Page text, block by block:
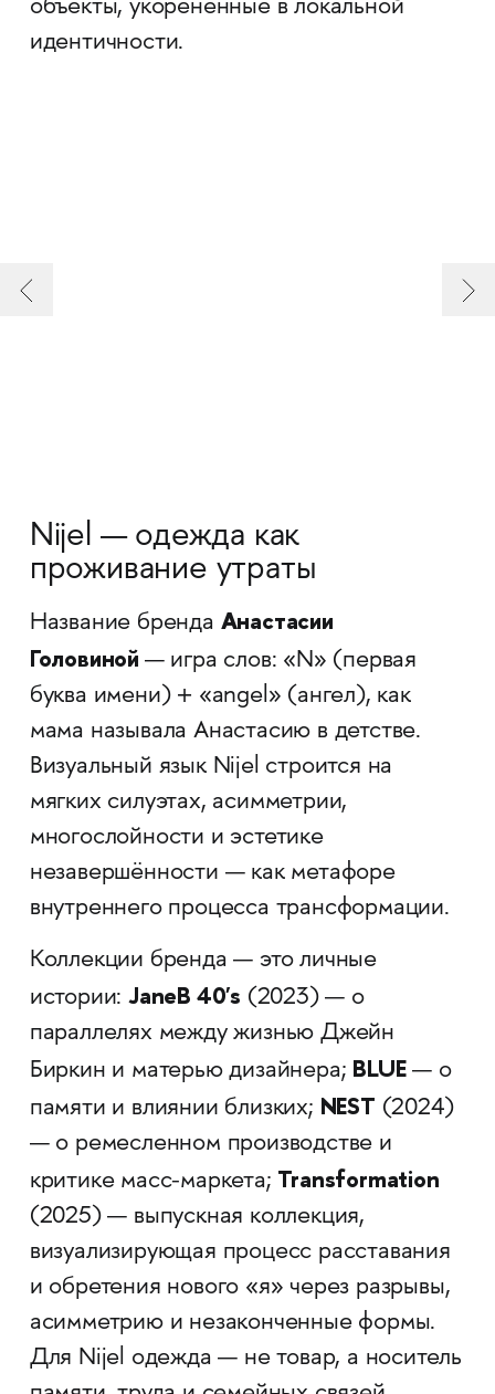
объекты, укоренённые в локальной
идентичности.
Nijel — одежда как
проживание утраты
Название бренда Анастасии
Головиной — игра слов: «N» (первая
буква имени) + «angel» (ангел), как
мама называла Анастасию в детстве.
Визуальный язык Nijel строится на
мягких силуэтах, асимметрии,
многослойности и эстетике
незавершённости — как метафоре
внутреннего процесса трансформации.
Коллекции бренда — это личные
истории:JaneB 40's (2023) — о
параллелях между жизнью Джейн
Биркин и матерью дизайнера; BLUE— о
памяти и влиянии близких; NEST (2024)
— о ремесленном производстве и
критике масс-маркета; Transformation
(2025) — выпускная коллекция,
визуализирующая процесс расставания
и обретения нового «я» через разрывы,
асимметрию и незаконченные формы.
Для Nijel одежда — не товар, а носитель